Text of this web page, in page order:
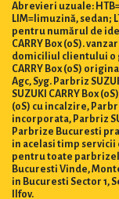
Abrevieri uzuale:
LIM=limuzină, sedan;
pentru numărul de
CARRY Box (0S).
domiciliul clientului o
CARRY Box (0S)
Agc, Syg. Parbriz
SUZUKI CARRY Box
(0S) cu incalzire,
incorporata, Parbriz
Parbrize Bucuresti
in acelasi timp servicii
pentru toate
Bucuresti Vinde,
in Bucuresti Sector 1,
Ilfov.